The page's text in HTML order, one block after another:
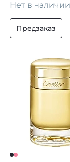
Нет в наличии
Предзаказ